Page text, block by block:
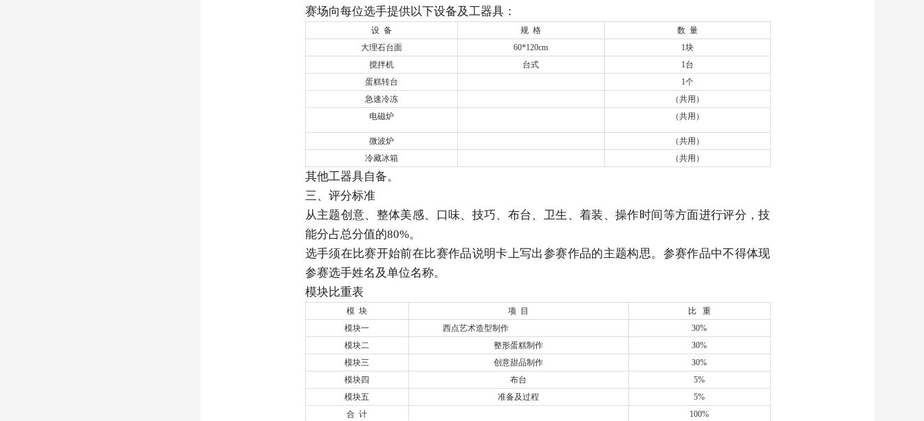
赛场向每位选手提供以下设备及工器具：
设 备 规 格
数 量
大理石台面
60*120cm
1块
搅拌机
台式
1台
蛋糕转台
1个
急速冷冻
（共用）
电磁炉
（共用）
微波炉
（共用）
冷藏冰箱
（共用）
其他工器具自备。
三、评分标准
从主题创意、整体美感、口味、技巧、布台、卫生、着装、操作时间等方面进行评分，技
能分占总分值的80%。
选手须在比赛开始前在比赛作品说明卡上写出参赛作品的主题构思。参赛作品中不得体现
参赛选手姓名及单位名称。
模块比重表
模 块 项 目
比 重
模块一
西点艺术造型制作
30%
模块二
整形蛋糕制作
30%
模块三
创意甜品制作
30%
模块四
布台
5%
模块五
准备及过程
5%
合 计
100%